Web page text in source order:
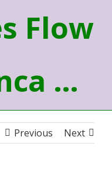
Flow
…
Previous Next